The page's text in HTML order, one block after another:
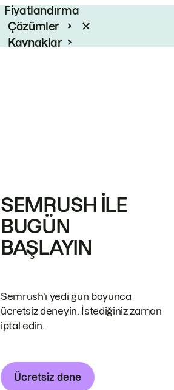
Fiyatlandırma
Çözümler
Kaynaklar
SEMRUSH ILE
BUGÜN
BAŞLAYIN
Semrush'ı yedi gün boyunca
ücretsiz deneyin. İstediğiniz zaman
iptal edin.
Ücretsiz dene